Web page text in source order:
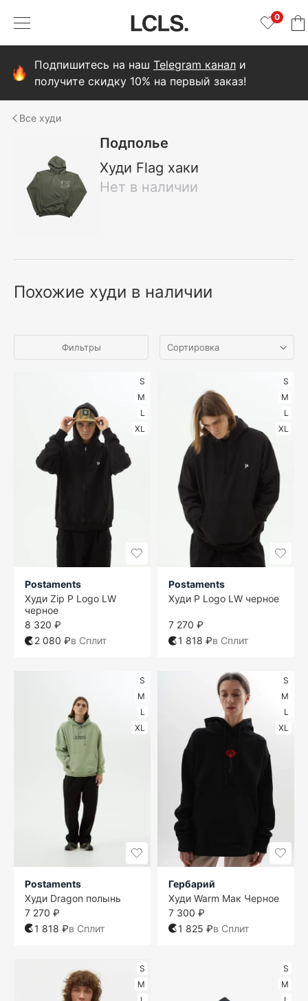
0
Подпишитесь на наш Telegram канал и
получите скидку 10% на первый заказ!
худи
Подполье
Худи Flag хаки
Нет в наличии
Похожие худи в наличии
Фильтры
S
M
L
XL
Postaments
Худи Zip P Logo LW
черное
8 320 ₽
2 080 ₽в Сплит
S
M
L
XL
Postaments
Худи P Logo LW черное
7 270 ₽
1 818 ₽в Сплит
S
M
L
XL
Postaments
Худи Dragon полынь
7 270 ₽
1 818 ₽в Сплит
S
M
L
XL
Гербарий
Худи Warm Мак Черное
7 300 ₽
1 825 ₽в Сплит
S
M
S
M